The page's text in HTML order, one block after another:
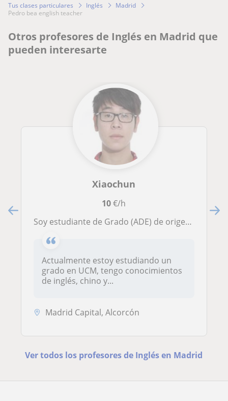
Tus clases particulares Inglés
Madrid
pedro bea english teacher
Otros profesores de Inglés en Madrid que
pueden interesarte
Xiaochun
10€/h
Soy estudiante de Grado (ADE) de origen chino y ofrezco clases de inglés a estudiantes de secundaria y primaria
Actualmente estoy estudiando un
grado en UCM, tengo conocimientos
de inglés, chino y...
Madrid Capital, Alcorcón
Ver todos los profesores de Inglés en Madrid